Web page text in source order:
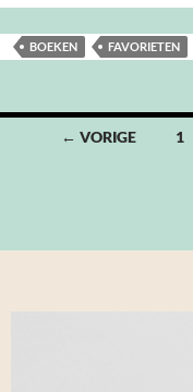
BOEKEN FAVORIETEN
Berichten
← VORIGE 1